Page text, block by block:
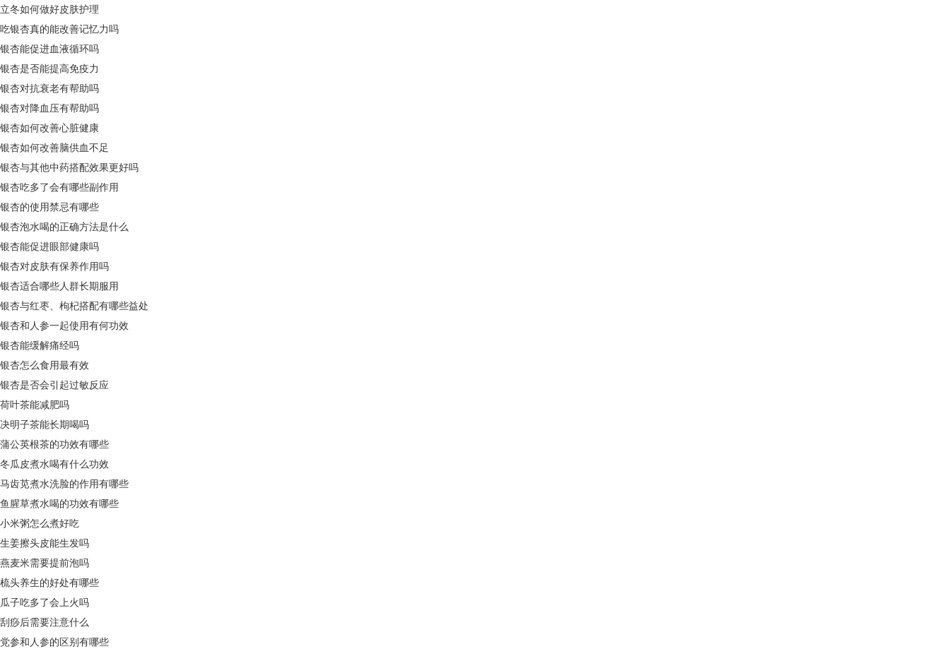
立冬如何做好皮肤护理
吃银杏真的能改善记忆力吗
银杏能促进血液循环吗
银杏是否能提高免疫力
银杏对抗衰老有帮助吗
银杏对降血压有帮助吗
银杏如何改善心脏健康
银杏如何改善脑供血不足
银杏与其他中药搭配效果更好吗
银杏吃多了会有哪些副作用
银杏的使用禁忌有哪些
银杏泡水喝的正确方法是什么
银杏能促进眼部健康吗
银杏对皮肤有保养作用吗
银杏适合哪些人群长期服用
银杏与红枣、枸杞搭配有哪些益处
银杏和人参一起使用有何功效
银杏能缓解痛经吗
银杏怎么食用最有效
银杏是否会引起过敏反应
荷叶茶能减肥吗
决明子茶能长期喝吗
蒲公英根茶的功效有哪些
冬瓜皮煮水喝有什么功效
马齿苋煮水洗脸的作用有哪些
鱼腥草煮水喝的功效有哪些
小米粥怎么煮好吃
生姜擦头皮能生发吗
燕麦米需要提前泡吗
梳头养生的好处有哪些
瓜子吃多了会上火吗
刮痧后需要注意什么
党参和人参的区别有哪些